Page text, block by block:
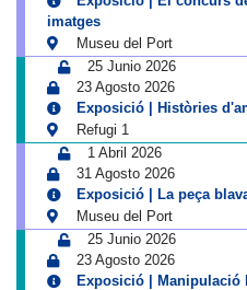
imatges
Museu del Port
25 Junio 2026
23 Agosto 2026
Exposició | Històries
Refugi 1
1 Abril 2026
31 Agosto 2026
Exposició | La peça
Museu del Port
25 Junio 2026
23 Agosto 2026
Exposició | Manipulació